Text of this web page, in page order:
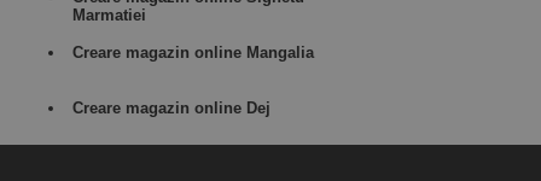
Marmatiei
Creare magazin online Mangalia
Creare magazin online Dej